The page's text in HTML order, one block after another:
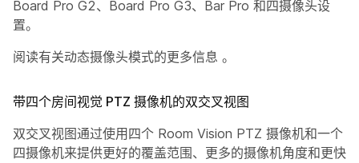
Board Pro G2、Board Pro G3、Bar Pro 和四摄像头设
置。
阅读有关动态摄像头模式的更多信息 。
带四个房间视觉 PTZ 摄像机的双交叉视图
双交叉视图通过使用四个 Room Vision PTZ 摄像机和一个
四摄像机来提供更好的覆盖范围、更多的摄像机角度和更快